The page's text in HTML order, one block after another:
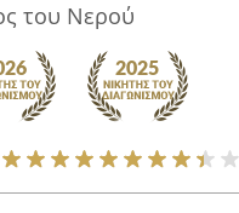
του Νερού